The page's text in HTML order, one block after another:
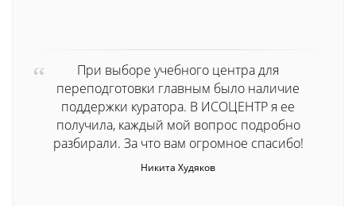
При выборе учебного центра для
переподготовки главным было наличие
поддержки куратора. В ИСОЦЕНТР я ее
получила, каждый мой вопрос подробно
разбирали. За что вам огромное спасибо!
Никита Худяков